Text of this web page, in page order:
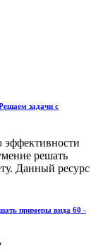
задачи с
решать
Данный ресурс
примеры вида 60 -